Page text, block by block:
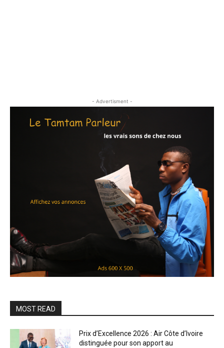
- Advertisment -
MOST READ
Prix d’Excellence 2026 : Air Côte d’Ivoire
distinguée pour son apport au